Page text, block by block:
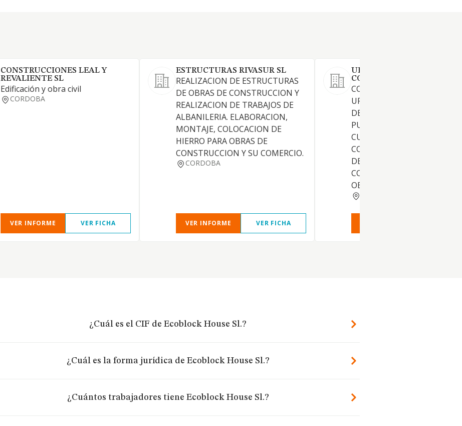
CONSTRUCCIONES LEAL Y
REVALIENTE SL
Edificación y obra civil
CORDOBA
VER INFORME VER FICHA
ESTRUCTURAS RIVASUR SL
REALIZACION DE ESTRUCTURAS
DE OBRAS DE CONSTRUCCION Y
REALIZACION DE TRABAJOS DE
ALBANILERIA. ELABORACION,
MONTAJE, COLOCACION DE
HIERRO PARA OBRAS DE
CONSTRUCCION Y SU COMERCIO.
CORDOBA
VER INFORME VER FICHA
UBECORD DE
CONSTRUCCIONES SL
CONSTRUCCION,
URBANIZACION Y
DE TODA CLASE DE OBRAS
PUBLICAS Y PRIVADAS, POR
CUENTA PROPIA O DE
CONSTRUCCION E
DE LOS SERVICIOS
COMPLEMENTARIOS A
OBRAS COMPRAVENTA, URB
¿Cuál es el CIF de Ecoblock House Sl.?
¿Cuál es la forma jurídica de Ecoblock House Sl.?
¿Cuántos trabajadores tiene Ecoblock House Sl.?